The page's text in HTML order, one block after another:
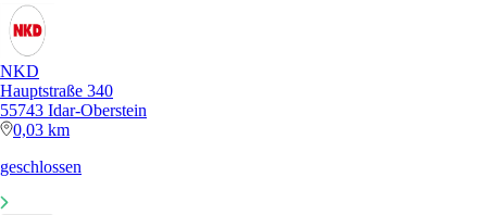
NKD
Hauptstraße 340
55743 Idar-Oberstein
0,03 km
geschlossen